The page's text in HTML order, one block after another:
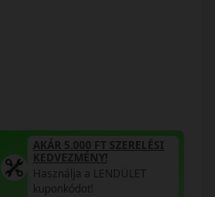
AKÁR 5.000 FT SZERELÉSI
KEDVEZMÉNY!
Használja a LENDÜLET
kuponkódot!